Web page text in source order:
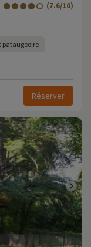
(7.6/10)
pataugeoire
Réserver